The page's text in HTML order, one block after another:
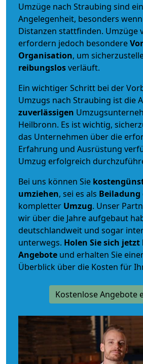
Umzüge nach Straubing sind
Angelegenheit, besonders
Distanzen stattfinden. Umzüge
erfordern jedoch besondere
Organisation, um
reibungslosverläuft.
Ein wichtiger Schritt bei der
Umzugs nach Straubing ist die
zuverlässigen
Heilbronn. Es ist wichtig,
das Unternehmen über die
Erfahrung und Ausrüstung
Umzug erfolgreich
Bei uns können Sie
umziehen, sei es als Beiladung
kompletter Umzug. Unser
wir über die Jahre aufgebaut
deutschlandweit und sogar
unterwegs. Holen Sie sich
Angebote und erhalten Sie
Überblick über die Kosten für
Kostenlose Angebote